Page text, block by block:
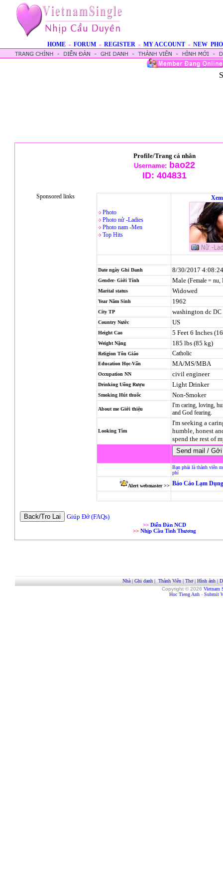
HOME - FORUM - REGISTER - MY ACCOUNT - NEW
Profile/Trang cá nhân
Username: bao22
ID: 404831
Sponsored links
Photo
Photo nử -Ladies
Photo nam -Men
Top Hits
Date ngày Ghi Danh 8/30/2017
Gender- Giới Tính Male (Female = nu,
Marital status Widowed
Year Năm Sinh 1962
City TP washington dc DC
Country Nước US
Height Cao 5 Feet 6 Inches
Weight Nặng 185 lbs (85 kg)
Religion Tôn Giáo Catholic
Education Học-Vấn MA/MS/MBA
Occupation NN civil engineer
Drinking Uống Rượu Light Drinker
Smoking Hút thuốc Non-Smoker
About me Giới thiệu
I'm caring, loving,
and God fearing.
Looking Tìm
I'm seeking a
humble, honest
spend the rest of
Bạn phải là thành viên
phí
Alert webmaster >> Báo Cáo Lạm
Giúp Đở (FAQs)
>> Diễn Đàn NCD
>> Nhịp Cầu Tình Thương
Nhà| Ghi danh| Thành Viên| Thơ| Hình ảnh|
Copyright © 2026 Vietnam
Hoc Tieng Anh - Submit